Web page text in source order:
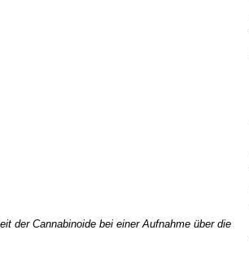
der Cannabinoide bei einer Aufnahme über die